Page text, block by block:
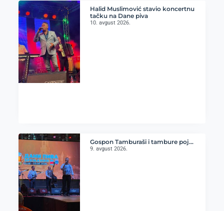
Halid Muslimović stavio koncertnu
tačku na Dane piva
10. avgust 2026.
Gospon Tamburaši i tambure poj…
9. avgust 2026.